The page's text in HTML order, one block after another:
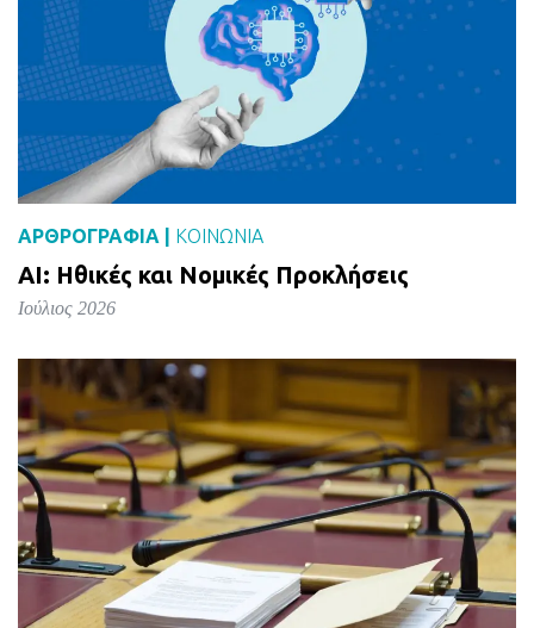
ΑΡΘΡΟΓΡΑΦΙΑ | ΚΟΙΝΩΝΙΑ
AI: Ηθικές και Νομικές Προκλήσεις
Ιούλιος 2026